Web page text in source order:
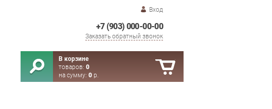
Вход
+7 (903) 000-00-00
Заказать обратный звонок
В корзине
товаров: 0
на сумму: 0 р.